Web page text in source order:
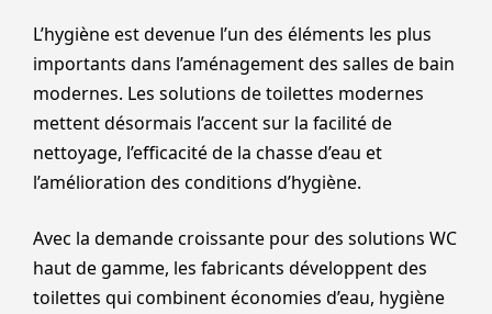
L’hygiène est devenue l’un des éléments les plus
importants dans l’aménagement des salles de bain
modernes. Les solutions de toilettes modernes
mettent désormais l’accent sur la facilité de
nettoyage, l’efficacité de la chasse d’eau et
l’amélioration des conditions d’hygiène.
Avec la demande croissante pour des solutions WC
haut de gamme, les fabricants développent des
toilettes qui combinent économies d’eau, hygiène